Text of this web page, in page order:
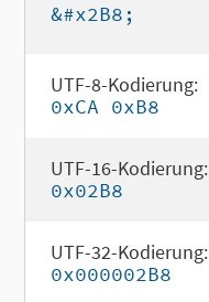
&#x2B8;
UTF-8-Kodierung:
0xCA 0xB8
UTF-16-Kodierung:
0x02B8
UTF-32-Kodierung:
0x000002B8